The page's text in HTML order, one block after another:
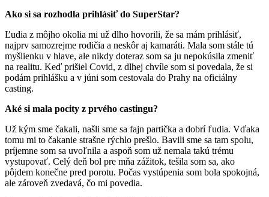
Ako si sa rozhodla prihlásiť do SuperStar?
Ľudia z môjho okolia mi už dlho hovorili, že sa mám prihlásiť,
najprv samozrejme rodičia a neskôr aj kamaráti. Mala som stále tú
myšlienku v hlave, ale nikdy doteraz som sa ju nepokúsila zmeniť
na realitu. Keď prišiel Covid, z dlhej chvíle som si povedala, že si
podám prihlášku a v júni som cestovala do Prahy na oficiálny
casting.
Aké si mala pocity z prvého castingu?
Už kým sme čakali, našli sme sa fajn partička a dobrí ľudia. Vďaka
tomu mi to čakanie strašne rýchlo prešlo. Bavili sme sa tam spolu,
príjemne som sa uvoľnila a aspoň som už nemala takú trému
vystupovať. Celý deň bol pre mňa zážitok, tešila som sa, ako
pôjdem konečne pred porotu. Počas vystúpenia som bola spokojná,
ale zároveň zvedavá, čo mi povedia.